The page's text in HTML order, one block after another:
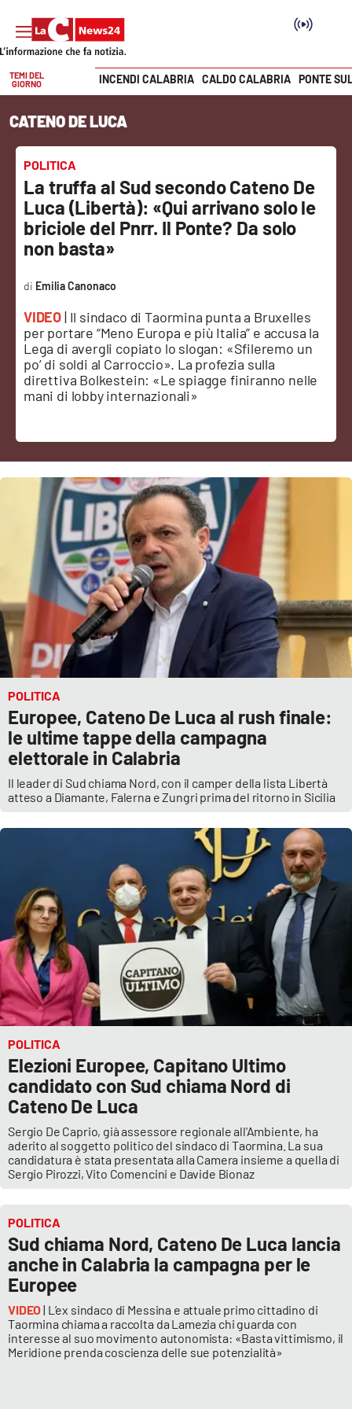
SEZIONI
Cronaca
Politica
Attualità
Economia e lavoro
Italia Mondo
Sanità
Sport
Cultura
Podcast
Meteo
Editoriali
Ambiente
Cronaca
Cultura
Economia e Lavoro
Società
Sport
RUBRICHE
Parchi Marini Calabria
Leggendo Alvaro insieme
Imprese Di Calabria
Venti di comunicazione
STREAMING
LaC TV
Vai
TEMI DEL
GIORNO
INCENDI CALABRIA CALDO CALABRIA PONTE
CATENO DE LUCA
POLITICA
La truffa al Sud secondo Cateno De
Luca (Libertà): «Qui arrivano solo le
briciole del Pnrr. Il Ponte? Da solo
non basta»
VIDEO| Il sindaco di Taormina punta a Bruxelles
per portare “Meno Europa e più Italia” e accusa la
Lega di avergli copiato lo slogan: «Sfileremo un
po’ di soldi al Carroccio». La profezia sulla
direttiva Bolkestein: «Le spiagge finiranno nelle
mani di lobby internazionali»
Emilia Canonaco
POLITICA
Europee, Cateno De Luca al rush finale:
le ultime tappe della campagna
elettorale in Calabria
Il leader di Sud chiama Nord, con il camper della lista Libertà
atteso a Diamante, Falerna e Zungri prima del ritorno in Sicilia
POLITICA
Elezioni Europee, Capitano Ultimo
candidato con Sud chiama Nord di
Cateno De Luca
Sergio De Caprio, già assessore regionale all'Ambiente, ha
aderito al soggetto politico del sindaco di Taormina. La sua
candidatura è stata presentata alla Camera insieme a quella di
Sergio Pirozzi, Vito Comencini e Davide Bionaz
POLITICA
Sud chiama Nord, Cateno De Luca lancia
anche in Calabria la campagna per le
Europee
VIDEO| L’ex sindaco di Messina e attuale primo cittadino di
Taormina chiama a raccolta da Lamezia chi guarda con
interesse al suo movimento autonomista: «Basta vittimismo, il
Meridione prenda coscienza delle sue potenzialità»